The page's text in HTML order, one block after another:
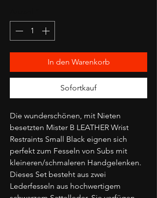
In den Warenkorb
Sofortkauf
Die wunderschönen, mit Nieten
besetzten Mister B LEATHER Wrist
Restraints Small Black eignen sich
perfekt zum Fesseln von Subs mit
kleineren/schmaleren Handgelenken.
Dieses Set besteht aus zwei
Lederfesseln aus hochwertigem